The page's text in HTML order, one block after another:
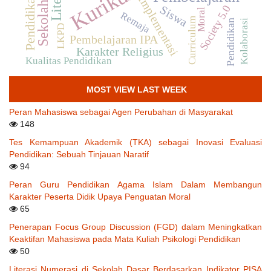
Implementasi
Siswa
Karakter Religius
Pembelajaran IPA Society 5.0
Pendidikan
Remaja
Kualitas Pendidikan Curriculum Kolaborasi
Moral
LKPD
MOST VIEW LAST WEEK
Peran Mahasiswa sebagai Agen Perubahan di Masyarakat
148
Tes Kemampuan Akademik (TKA) sebagai Inovasi Evaluasi
Pendidikan: Sebuah Tinjauan Naratif
94
Peran Guru Pendidikan Agama Islam Dalam Membangun
Karakter Peserta Didik Upaya Penguatan Moral
65
Penerapan Focus Group Discussion (FGD) dalam Meningkatkan
Keaktifan Mahasiswa pada Mata Kuliah Psikologi Pendidikan
50